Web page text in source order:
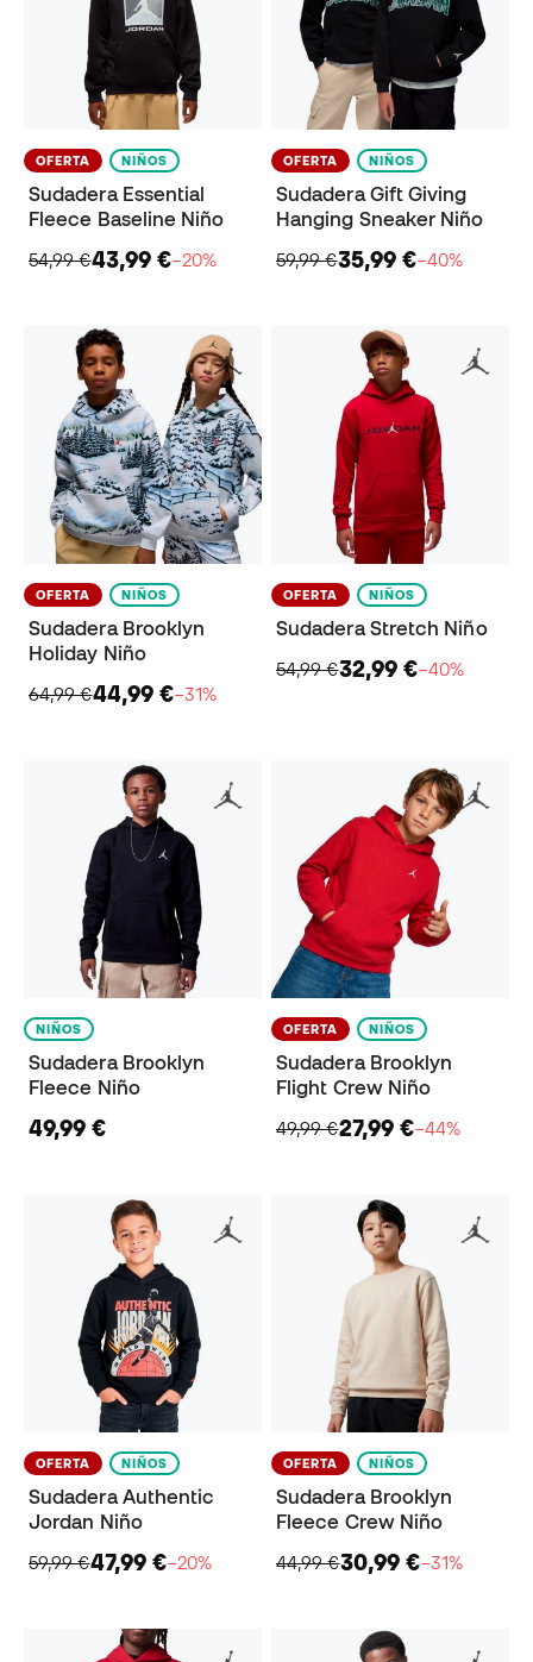
OFERTA NIÑOS
Sudadera Essential
Fleece Baseline Niño
54,99 €43,99 €−20%
OFERTA NIÑOS
Sudadera Gift Giving
Hanging Sneaker Niño
59,99 €35,99 €−40%
OFERTA NIÑOS
Sudadera Brooklyn
Holiday Niño
64,99 €44,99 €−31%
OFERTA NIÑOS
Sudadera Stretch Niño
54,99 €32,99 €−40%
NIÑOS
Sudadera Brooklyn
Fleece Niño
49,99 €
OFERTA NIÑOS
Sudadera Brooklyn
Flight Crew Niño
49,99 €27,99 €−44%
OFERTA NIÑOS
Sudadera Authentic
Jordan Niño
59,99 €47,99 €−20%
OFERTA NIÑOS
Sudadera Brooklyn
Fleece Crew Niño
44,99 €30,99 €−31%